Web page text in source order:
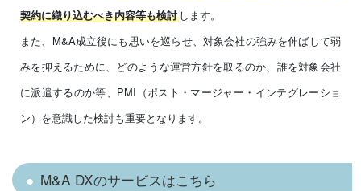
契約に織り込むべき内容等も検討 します。
また、M&A成立後にも思いを巡らせ、対象会社の強みを伸ばして弱
みを抑えるために、どのような運営方針を取るのか、誰を対象会社
に派遣するのか等、PMI（ポスト・マージャー・インテグレーショ
ン）を意識した検討も重要となります。
M&A DXのサービスはこちら